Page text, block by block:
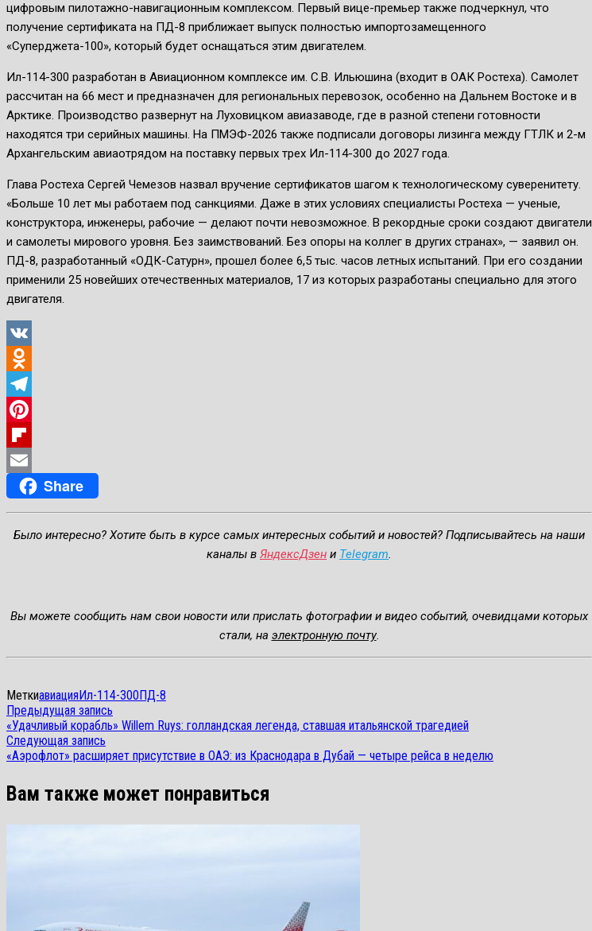
цифровым пилотажно-навигационным комплексом. Первый вице-премьер также подчеркнул, что
получение сертификата на ПД-8 приближает выпуск полностью импортозамещенного
«Суперджета-100», который будет оснащаться этим двигателем.
Ил-114-300 разработан в Авиационном комплексе им. С.В. Ильюшина (входит в ОАК Ростеха). Самолет
рассчитан на 66 мест и предназначен для региональных перевозок, особенно на Дальнем Востоке и в
Арктике. Производство развернут на Луховицком авиазаводе, где в разной степени готовности
находятся три серийных машины. На ПМЭФ-2026 также подписали договоры лизинга между ГТЛК и 2-м
Архангельским авиаотрядом на поставку первых трех Ил-114-300 до 2027 года.
Глава Ростеха Сергей Чемезов назвал вручение сертификатов шагом к технологическому суверенитету.
«Больше 10 лет мы работаем под санкциями. Даже в этих условиях специалисты Ростеха — ученые,
конструктора, инженеры, рабочие — делают почти невозможное. В рекордные сроки создают двигатели
и самолеты мирового уровня. Без заимствований. Без опоры на коллег в других странах», — заявил он.
ПД-8, разработанный «ОДК-Сатурн», прошел более 6,5 тыс. часов летных испытаний. При его создании
применили 25 новейших отечественных материалов, 17 из которых разработаны специально для этого
двигателя.
VK
Odnoklassniki
Telegram
Pinterest
Flipboard
Email
Share
Было интересно? Хотите быть в курсе самых интересных событий и новостей? Подписывайтесь на наши
каналы в ЯндексДзен и Telegram.
Вы можете сообщить нам свои новости или прислать фотографии и видео событий, очевидцами которых
стали, на электронную почту.
МеткиавиацияИл-114-300ПД-8
Навигация
по
записям
Предыдущая запись
запись:
«Удачливый корабль» Willem Ruys: голландская легенда, ставшая итальянской трагедией
Следующая запись
запись:
«Аэрофлот» расширяет присутствие в ОАЭ: из Краснодара в Дубай — четыре рейса в неделю
Вам также может понравиться